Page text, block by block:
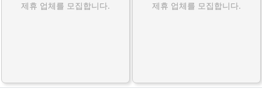
제휴 업체를 모집합니다. 제휴 업체를 모집합니다.